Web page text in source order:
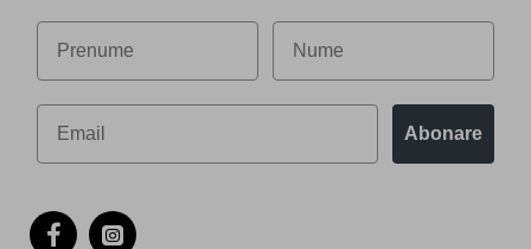
Abonare